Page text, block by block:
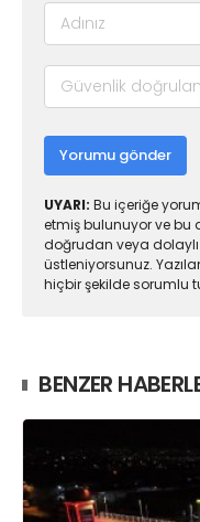
Yorumu gönder
UYARI: Bu içeriğe
etmiş bulunuyor ve bu
doğrudan veya dolaylı
üstleniyorsunuz.
hiçbir şekilde sorumlu
BENZER